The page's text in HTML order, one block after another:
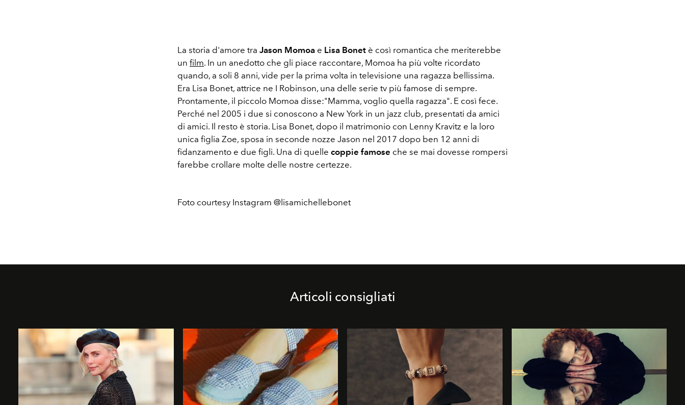
La storia d'amore tra Jason Momoa e Lisa Bonet è così romantica che meriterebbe
un film. In un anedotto che gli piace raccontare, Momoa ha più volte ricordato
quando, a soli 8 anni, vide per la prima volta in televisione una ragazza bellissima.
Era Lisa Bonet, attrice ne I Robinson, una delle serie tv più famose di sempre.
Prontamente, il piccolo Momoa disse:"Mamma, voglio quella ragazza". E così fece.
Perché nel 2005 i due si conoscono a New York in un jazz club, presentati da amici
di amici. Il resto è storia. Lisa Bonet, dopo il matrimonio con Lenny Kravitz e la loro
unica figlia Zoe, sposa in seconde nozze Jason nel 2017 dopo ben 12 anni di
fidanzamento e due figli. Una di quelle coppie famose che se mai dovesse rompersi
farebbe crollare molte delle nostre certezze.
Foto courtesy Instagram @lisamichellebonet
Articoli consigliati